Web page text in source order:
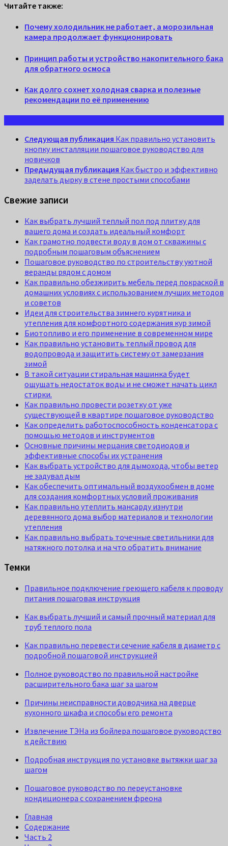
Читайте также:
Почему холодильник не работает, а морозильная
камера продолжает функционировать
Принцип работы и устройство накопительного бака
для обратного осмоса
Как долго сохнет холодная сварка и полезные
рекомендации по её применению
Следующая публикация Как правильно установить
кнопку инсталляции пошаговое руководство для
новичков
Предыдущая публикация Как быстро и эффективно
заделать дырку в стене простыми способами
Свежие записи
Как выбрать лучший теплый пол под плитку для
вашего дома и создать идеальный комфорт
Как грамотно подвести воду в дом от скважины с
подробным пошаговым объяснением
Пошаговое руководство по строительству уютной
веранды рядом с домом
Как правильно обезжирить мебель перед покраской в
домашних условиях с использованием лучших методов
и советов
Идеи для строительства зимнего курятника и
утепления для комфортного содержания кур зимой
Биотопливо и его применение в современном мире
Как правильно установить теплый провод для
водопровода и защитить систему от замерзания
зимой
В такой ситуации стиральная машинка будет
ощущать недостаток воды и не сможет начать цикл
стирки.
Как правильно провести розетку от уже
существующей в квартире пошаговое руководство
Как определить работоспособность конденсатора с
помощью методов и инструментов
Основные причины мерцания светодиодов и
эффективные способы их устранения
Как выбрать устройство для дымохода, чтобы ветер
не задувал дым
Как обеспечить оптимальный воздухообмен в доме
для создания комфортных условий проживания
Как правильно утеплить мансарду изнутри
деревянного дома выбор материалов и технологии
утепления
Как правильно выбрать точечные светильники для
натяжного потолка и на что обратить внимание
Темки
Правильное подключение греющего кабеля к проводу
питания пошаговая инструкция
Как выбрать лучший и самый прочный материал для
труб теплого пола
Как правильно перевести сечение кабеля в диаметр с
подробной пошаговой инструкцией
Полное руководство по правильной настройке
расширительного бака шаг за шагом
Причины неисправности доводчика на дверце
кухонного шкафа и способы его ремонта
Извлечение ТЭНа из бойлера пошаговое руководство
к действию
Подробная инструкция по установке вытяжки шаг за
шагом
Пошаговое руководство по переустановке
кондиционера с сохранением фреона
Главная
Содержание
Часть 2